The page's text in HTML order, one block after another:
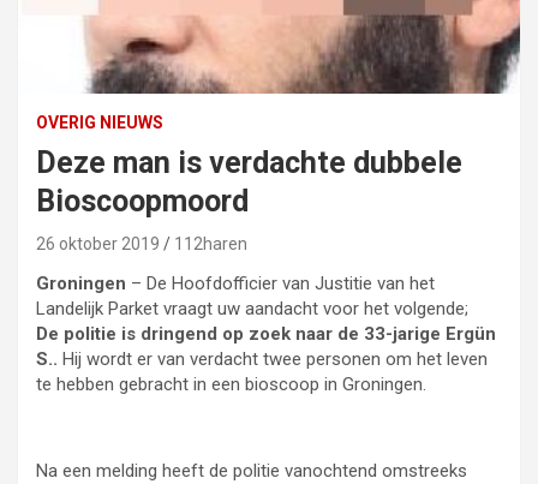
OVERIG NIEUWS
Deze man is verdachte dubbele
Bioscoopmoord
26 oktober 2019 112haren
Groningen – De Hoofdofficier van Justitie van het
Landelijk Parket vraagt uw aandacht voor het volgende;
De politie is dringend op zoek naar de 33-jarige Ergün
S.. Hij wordt er van verdacht twee personen om het leven
te hebben gebracht in een bioscoop in Groningen.
Na een melding heeft de politie vanochtend omstreeks